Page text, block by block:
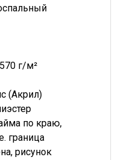
570 г/м²
(Акрил)
по краю,
граница
рисунок